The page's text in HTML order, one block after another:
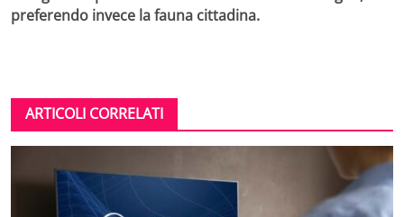
preferendo invece la fauna cittadina.
ARTICOLI CORRELATI